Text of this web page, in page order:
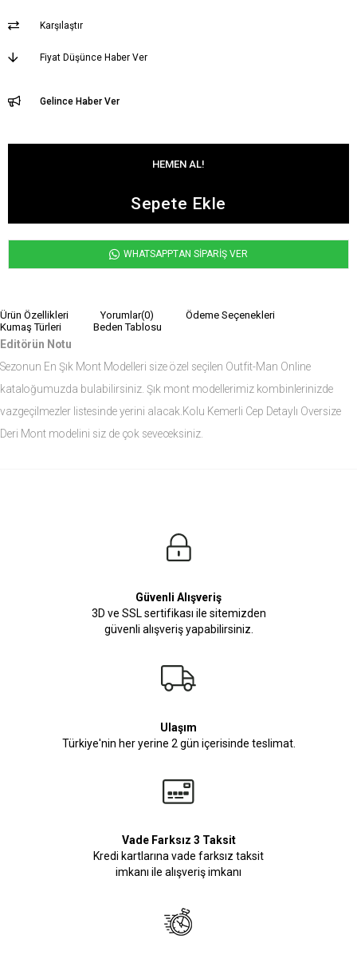
Karşılaştır
Fiyat Düşünce Haber Ver
Gelince Haber Ver
WHATSAPPTAN SİPARİŞ VER
Ürün Özellikleri Yorumlar(0)
Ödeme Seçenekleri
Kumaş Türleri
Beden Tablosu
Editörün Notu
Sezonun En Şık Mont Modelleri size özel seçilen Outfit-Man Online
kataloğumuzda bulabilirsiniz. Şık mont modellerimiz kombinlerinizde
vazgeçilmezler listesinde yerini alacak.Kolu Kemerli Cep Detaylı Oversize
Deri Mont modelini siz de çok seveceksiniz.
Manken Bedenleri Üst Grup M, Alt Grup 33 Beden ( Medium )
Güvenli Alışveriş
3D ve SSL sertifikası ile sitemizden
güvenli alışveriş yapabilirsiniz.
Ulaşım
Türkiye'nin her yerine 2 gün içerisinde teslimat.
Vade Farksız 3 Taksit
Kredi kartlarına vade farksız taksit
imkanı ile alışveriş imkanı